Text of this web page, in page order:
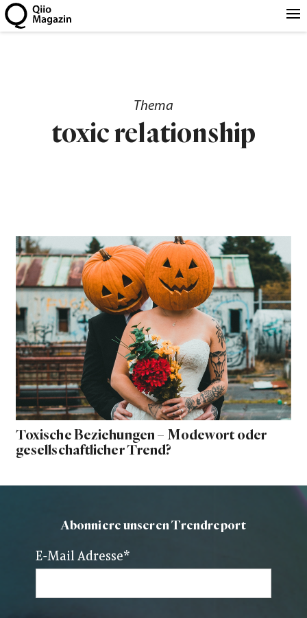
Thema
toxic relationship
Toxische Beziehungen – Modewort oder
gesellschaftlicher Trend?
Abonniere unseren Trendreport
E-Mail Adresse*